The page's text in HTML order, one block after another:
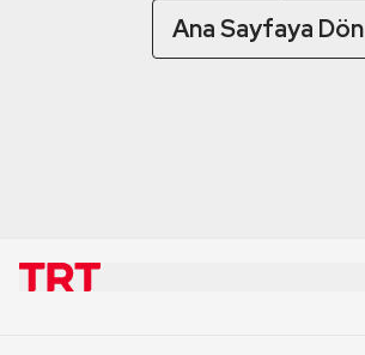
Ana Sayfaya Dön